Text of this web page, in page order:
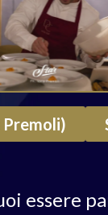
essere